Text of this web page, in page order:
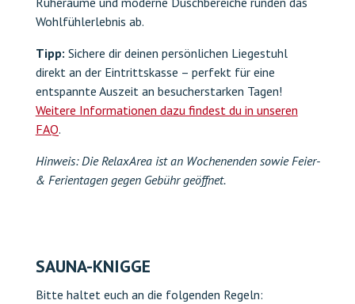
Wohlfühlerlebnis ab.
Tipp: Sichere dir deinen persönlichen Liegestuhl
direkt an der Eintrittskasse – perfekt für eine
entspannte Auszeit an besucherstarken Tagen!
Weitere Informationen dazu findest du in unseren
FAQ.
Hinweis: DieRelaxArea ist an Wochenenden sowie Feier-
& Ferientagen gegen Gebühr geöffnet.
SAUNA-KNIGGE
Bitte haltet euch an die folgenden Regeln: